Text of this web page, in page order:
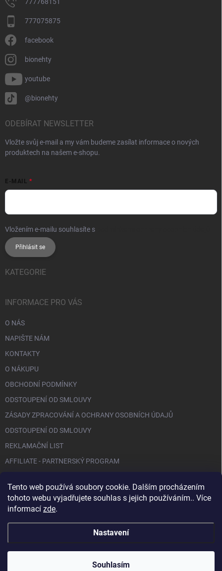
Tento web používá soubory cookie. Dalším procházením
tohoto webu vyjadřujete souhlas s jejich používáním.. Více
informací zde.
Nastavení
Souhlasím
777075875
facebook
bionehty
youtube
@bionehty
ODEBÍRAT NEWSLETTER
Vložte svůj e-mail a my vám budeme zasílat informace o nových
produktech na našem e-shopu.
E-MAIL
Vložením e-mailu souhlasíte s
Přihlásit se
KATEGORIE
INFORMACE PRO VÁS
O NÁS
NAPIŠTE NÁM
KONTAKTY
O NÁKUPU
OBCHODNÍ PODMÍNKY
ODSTOUPENÍ OD SMLOUVY
ZÁSADY ZPRACOVÁNÍ A OCHRANY OSOBNÍCH ÚDAJŮ
ODSTOUPENÍ OD SMLOUVY
REKLAMAČNÍ LIST
AFFILIATE - PARTNERSKÝ PROGRAM
FACEBOOK
BIO NAILS . Všechna práva vyhrazena.